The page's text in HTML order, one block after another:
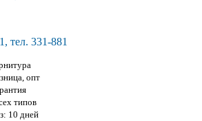
тел. 331-881
опт
типов
10 дней